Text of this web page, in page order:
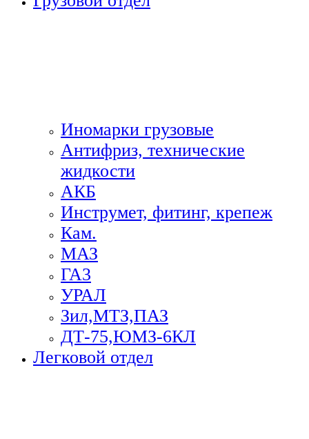
Иномарки грузовые
Антифриз, технические
жидкости
АКБ
Инструмет, фитинг, крепеж
Кам.
МАЗ
ГА3
УРАЛ
Зил,МТЗ,ПАЗ
ДТ-75,ЮМЗ-6КЛ
Легковой отдел